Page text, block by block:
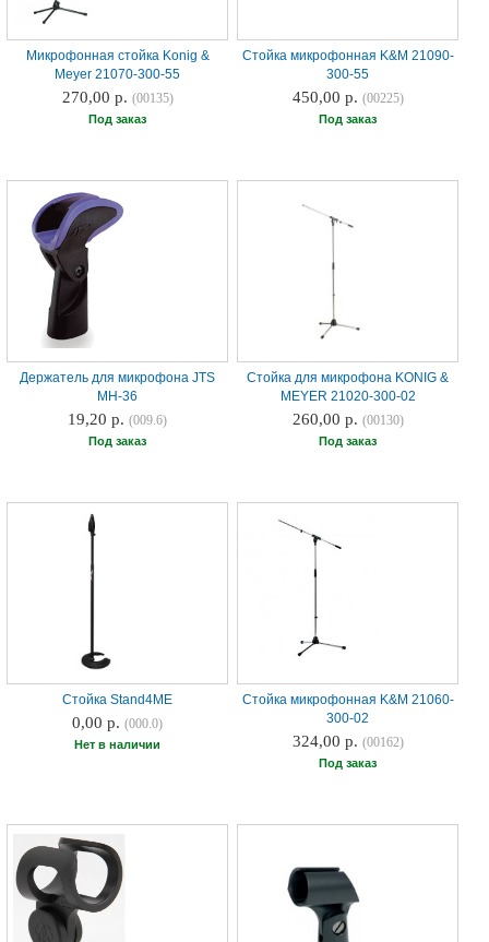
Микрофонная стойка Konig &
Meyer 21070-300-55
270,00 р. (00135)
Под заказ
Стойка микрофонная K&M 21090-
300-55
450,00 р. (00225)
Под заказ
Держатель для микрофона JTS
MH-36
19,20 р.(009.6)
Под заказ
Стойка для микрофона KONIG &
MEYER 21020-300-02
260,00 р. (00130)
Под заказ
Стойка Stand4ME
0,00 р.(000.0)
Нет в наличии
Стойка микрофонная K&M 21060-
300-02
324,00 р. (00162)
Под заказ